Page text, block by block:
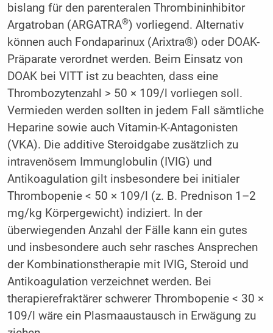
bislang für den parenteralen Thrombininhibitor
Argatroban (ARGATRA®) vorliegend. Alternativ
können auch Fondaparinux (Arixtra®) oder DOAK-
Präparate verordnet werden. Beim Einsatz von
DOAK bei VITT ist zu beachten, dass eine
Thrombozytenzahl > 50 × 109/l vorliegen soll.
Vermieden werden sollten in jedem Fall sämtliche
Heparine sowie auch Vitamin-K-Antagonisten
(VKA). Die additive Steroidgabe zusätzlich zu
intravenösem Immunglobulin (IVIG) und
Antikoagulation gilt insbesondere bei initialer
Thrombopenie < 50 × 109/l (z. B. Prednison 1–2
mg/kg Körpergewicht) indiziert. In der
überwiegenden Anzahl der Fälle kann ein gutes
und insbesondere auch sehr rasches Ansprechen
der Kombinationstherapie mit IVIG, Steroid und
Antikoagulation verzeichnet werden. Bei
therapierefraktärer schwerer Thrombopenie < 30 ×
109/l wäre ein Plasmaaustausch in Erwägung zu